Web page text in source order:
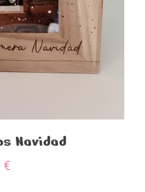
Navidad
€